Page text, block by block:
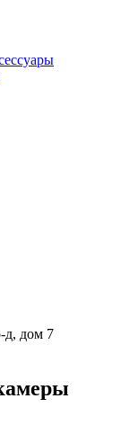
д, дом 7